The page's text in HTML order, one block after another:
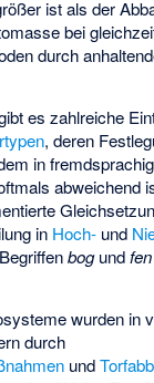
ist als der
bei
durch
es zahlreiche
, deren
in
abweichend
in Hoch- und
bogundfen
wurden in
durch
und